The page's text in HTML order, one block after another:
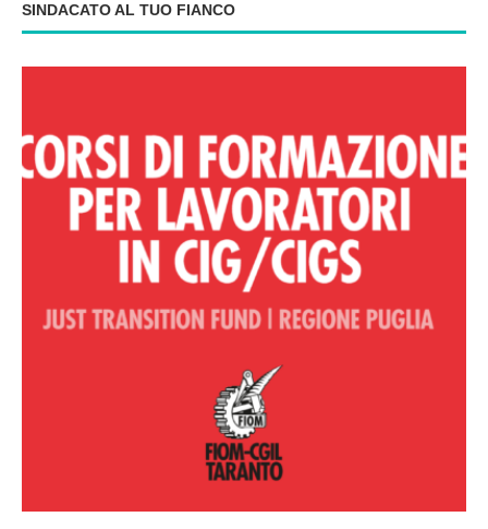
SINDACATO AL TUO FIANCO